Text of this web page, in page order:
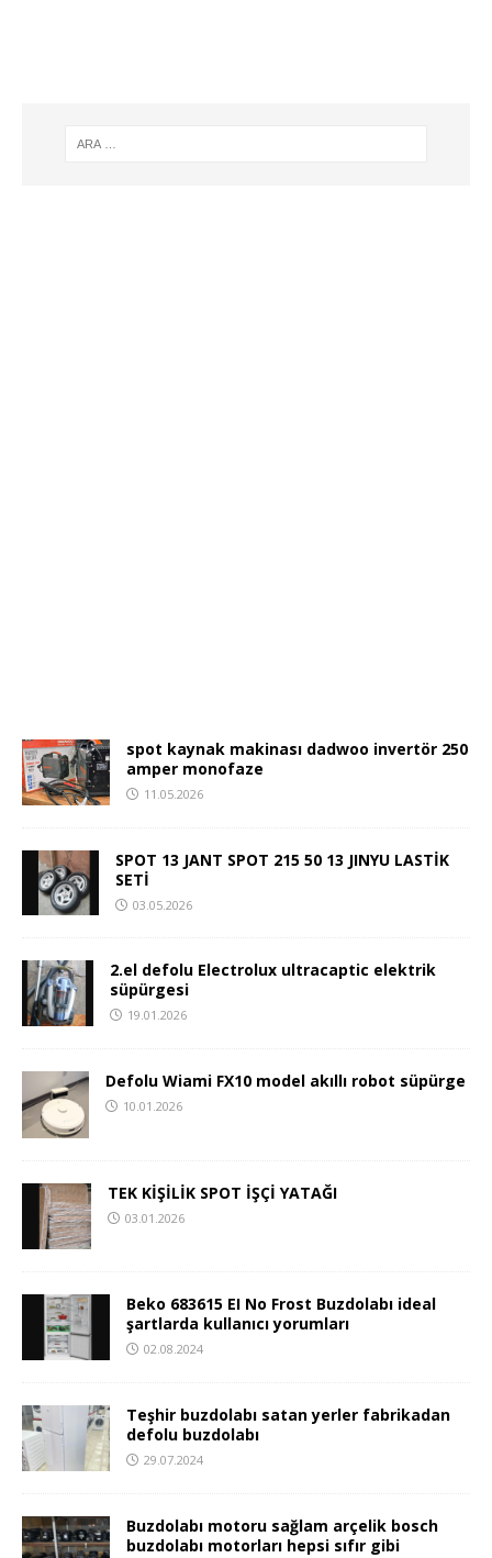
spot kaynak makinası dadwoo invertör 250
amper monofaze
11.05.2026
SPOT 13 JANT SPOT 215 50 13 JINYU LASTİK
SETİ
03.05.2026
2.el defolu Electrolux ultracaptic elektrik
süpürgesi
19.01.2026
Defolu Wiami FX10 model akıllı robot süpürge
10.01.2026
TEK KİŞİLİK SPOT İŞÇİ YATAĞI
03.01.2026
Beko 683615 EI No Frost Buzdolabı ideal
şartlarda kullanıcı yorumları
02.08.2024
Teşhir buzdolabı satan yerler fabrikadan
defolu buzdolabı
29.07.2024
Buzdolabı motoru sağlam arçelik bosch
buzdolabı motorları hepsi sıfır gibi